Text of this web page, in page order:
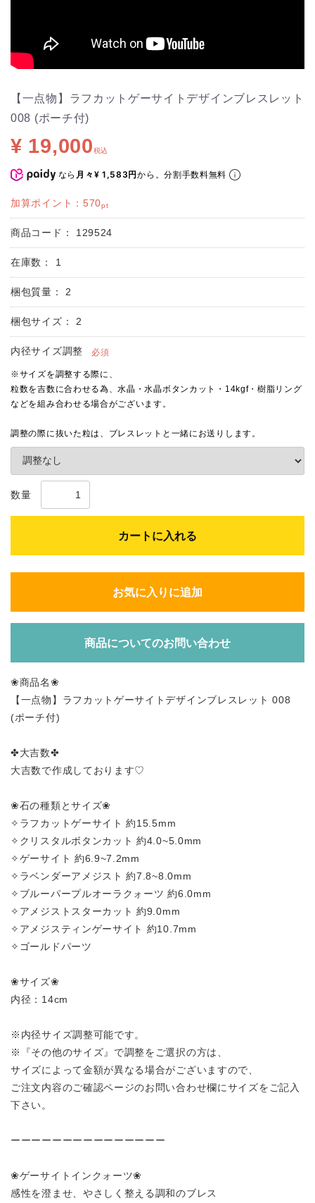
【一点物】ラフカットゲーサイトデザインブレスレット
008 (ポーチ付)
¥ 19,000税込
なら 月々¥ 1,583円から。分割手数料無料
加算ポイント： 570pt
商品コード： 129524
在庫数： 1
梱包質量： 2
梱包サイズ： 2
内径サイズ調整 必須
数量
カートに入れる
お気に入りに追加
商品についてのお問い合わせ
❀商品名❀
【一点物】ラフカットゲーサイトデザインブレスレット 008
(ポーチ付)
✤大吉数✤
大吉数で作成しております♡
❀石の種類とサイズ❀
✧ラフカットゲーサイト 約15.5mm
✧クリスタルボタンカット 約4.0~5.0mm
✧ゲーサイト 約6.9~7.2mm
✧ラベンダーアメジスト 約7.8~8.0mm
✧ブルーパープルオーラクォーツ 約6.0mm
✧アメジストスターカット 約9.0mm
✧アメジスティンゲーサイト 約10.7mm
✧ゴールドパーツ
❀サイズ❀
内径：14cm
※内径サイズ調整可能です。
※『その他のサイズ』で調整をご選択の方は、
サイズによって金額が異なる場合がございますので、
ご注文内容のご確認ページのお問い合わせ欄にサイズをご記入
下さい。
ーーーーーーーーーーーーーーー
❀ゲーサイトインクォーツ❀
感性を澄ませ、やさしく整える調和のブレス